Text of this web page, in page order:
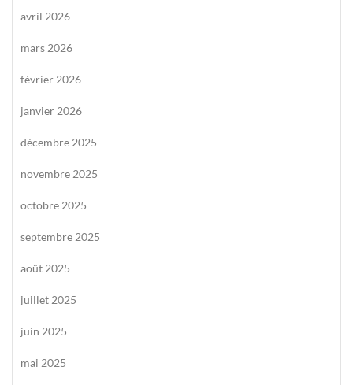
avril 2026
mars 2026
février 2026
janvier 2026
décembre 2025
novembre 2025
octobre 2025
septembre 2025
août 2025
juillet 2025
juin 2025
mai 2025